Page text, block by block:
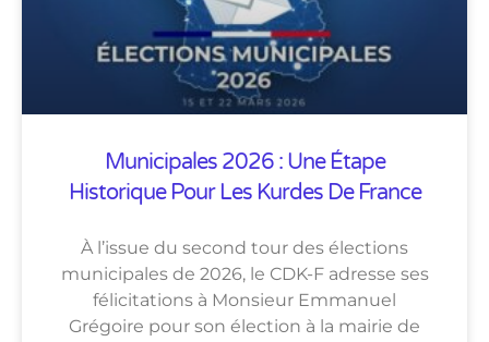
Municipales 2026 : Une Étape
Historique Pour Les Kurdes De France
À l’issue du second tour des élections
municipales de 2026, le CDK-F adresse ses
félicitations à Monsieur Emmanuel
Grégoire pour son élection à la mairie de